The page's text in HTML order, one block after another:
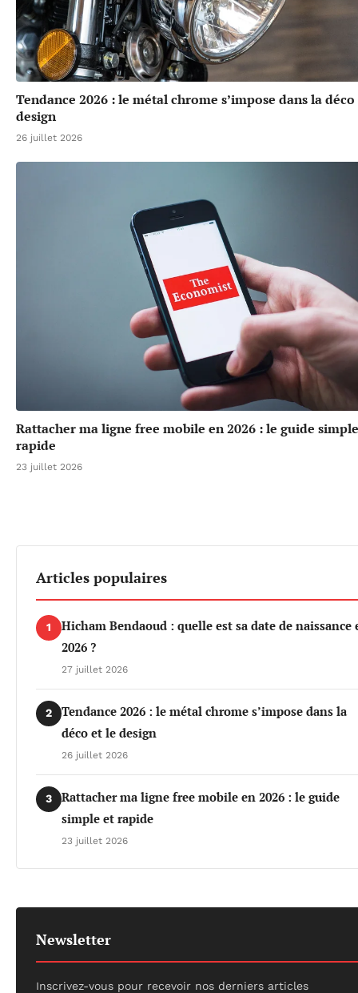
Tendance 2026 : le métal chrome s’impose dans la
design
26 juillet 2026
Rattacher ma ligne free mobile en 2026 : le guide
rapide
23 juillet 2026
Articles populaires
1
Hicham Bendaoud : quelle est sa date de naissance
2026 ?
27 juillet 2026
2
Tendance 2026 : le métal chrome s’impose dans la
déco et le design
26 juillet 2026
3
Rattacher ma ligne free mobile en 2026 : le guide
simple et rapide
23 juillet 2026
Newsletter
Inscrivez-vous pour recevoir nos derniers articles